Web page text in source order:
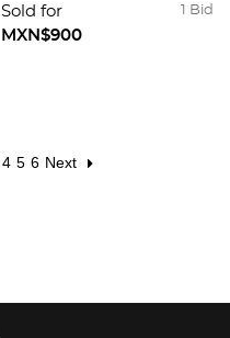
azul. Decoración
facetada uno con
1 Bid
Sold for
MXN$900
4 5 6 Next